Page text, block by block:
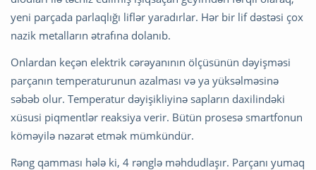
yeni parçada parlaqlığı liflər yaradırlar. Hər bir lif dəstəsi çox
nazik metalların ətrafına dolanıb.
Onlardan keçən elektrik cərəyanının ölçüsünün dəyişməsi
parçanın temperaturunun azalması və ya yüksəlməsinə
səbəb olur. Temperatur dəyişikliyinə sapların daxilindəki
xüsusi piqmentlər reaksiya verir. Bütün prosesə smartfonun
köməyilə nəzarət etmək mümkündür.
Rəng qamması hələ ki, 4 rənglə məhdudlaşır. Parçanı yumaq